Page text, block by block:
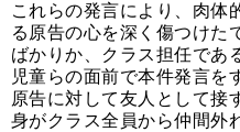
これらの発言により、肉体
る原告の心を深く傷つけた
ばかりか、クラス担任であ
児童らの面前で本件発言を
原告に対して友人として接
身がクラス全員から仲間外